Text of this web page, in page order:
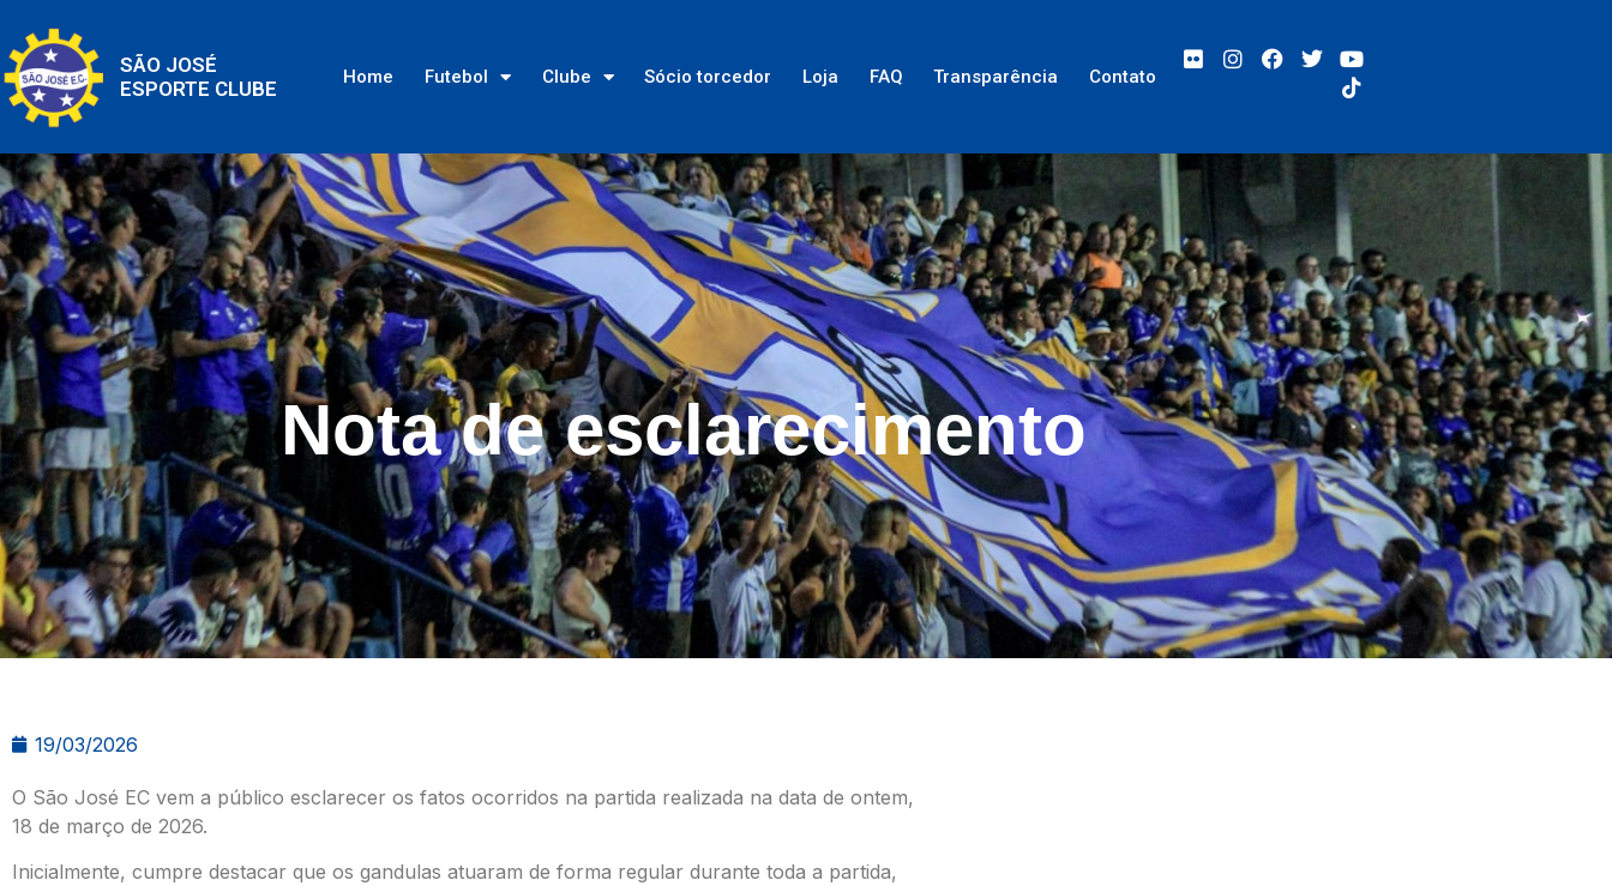
SÃO JOSÉ
ESPORTE CLUBE
Home Futebol Clube Sócio torcedor Loja FAQ Transparência Contato
Nota de esclarecimento
19/03/2026
O São José EC vem a público esclarecer os fatos ocorridos na partida realizada na data de ontem,
18 de março de 2026.
Inicialmente, cumpre destacar que os gandulas atuaram de forma regular durante toda a partida,